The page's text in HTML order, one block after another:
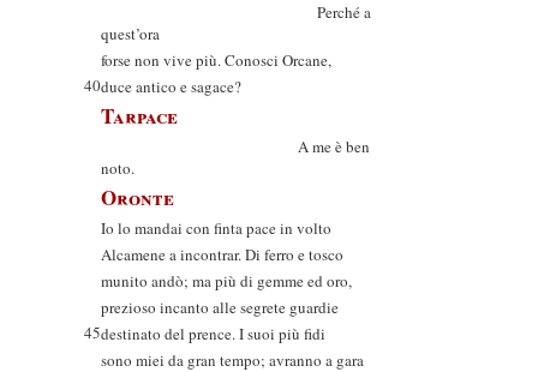
Perché a
quest’ora
forse non vive più. Conosci Orcane,
40duce antico e sagace?
Tarpace
A me è ben
noto.
Oronte
Io lo mandai con finta pace in volto
Alcamene a incontrar. Di ferro e tosco
munito andò; ma più di gemme ed oro,
prezioso incanto alle segrete guardie
45destinato del prence. I suoi più fidi
sono miei da gran tempo; avranno a gara